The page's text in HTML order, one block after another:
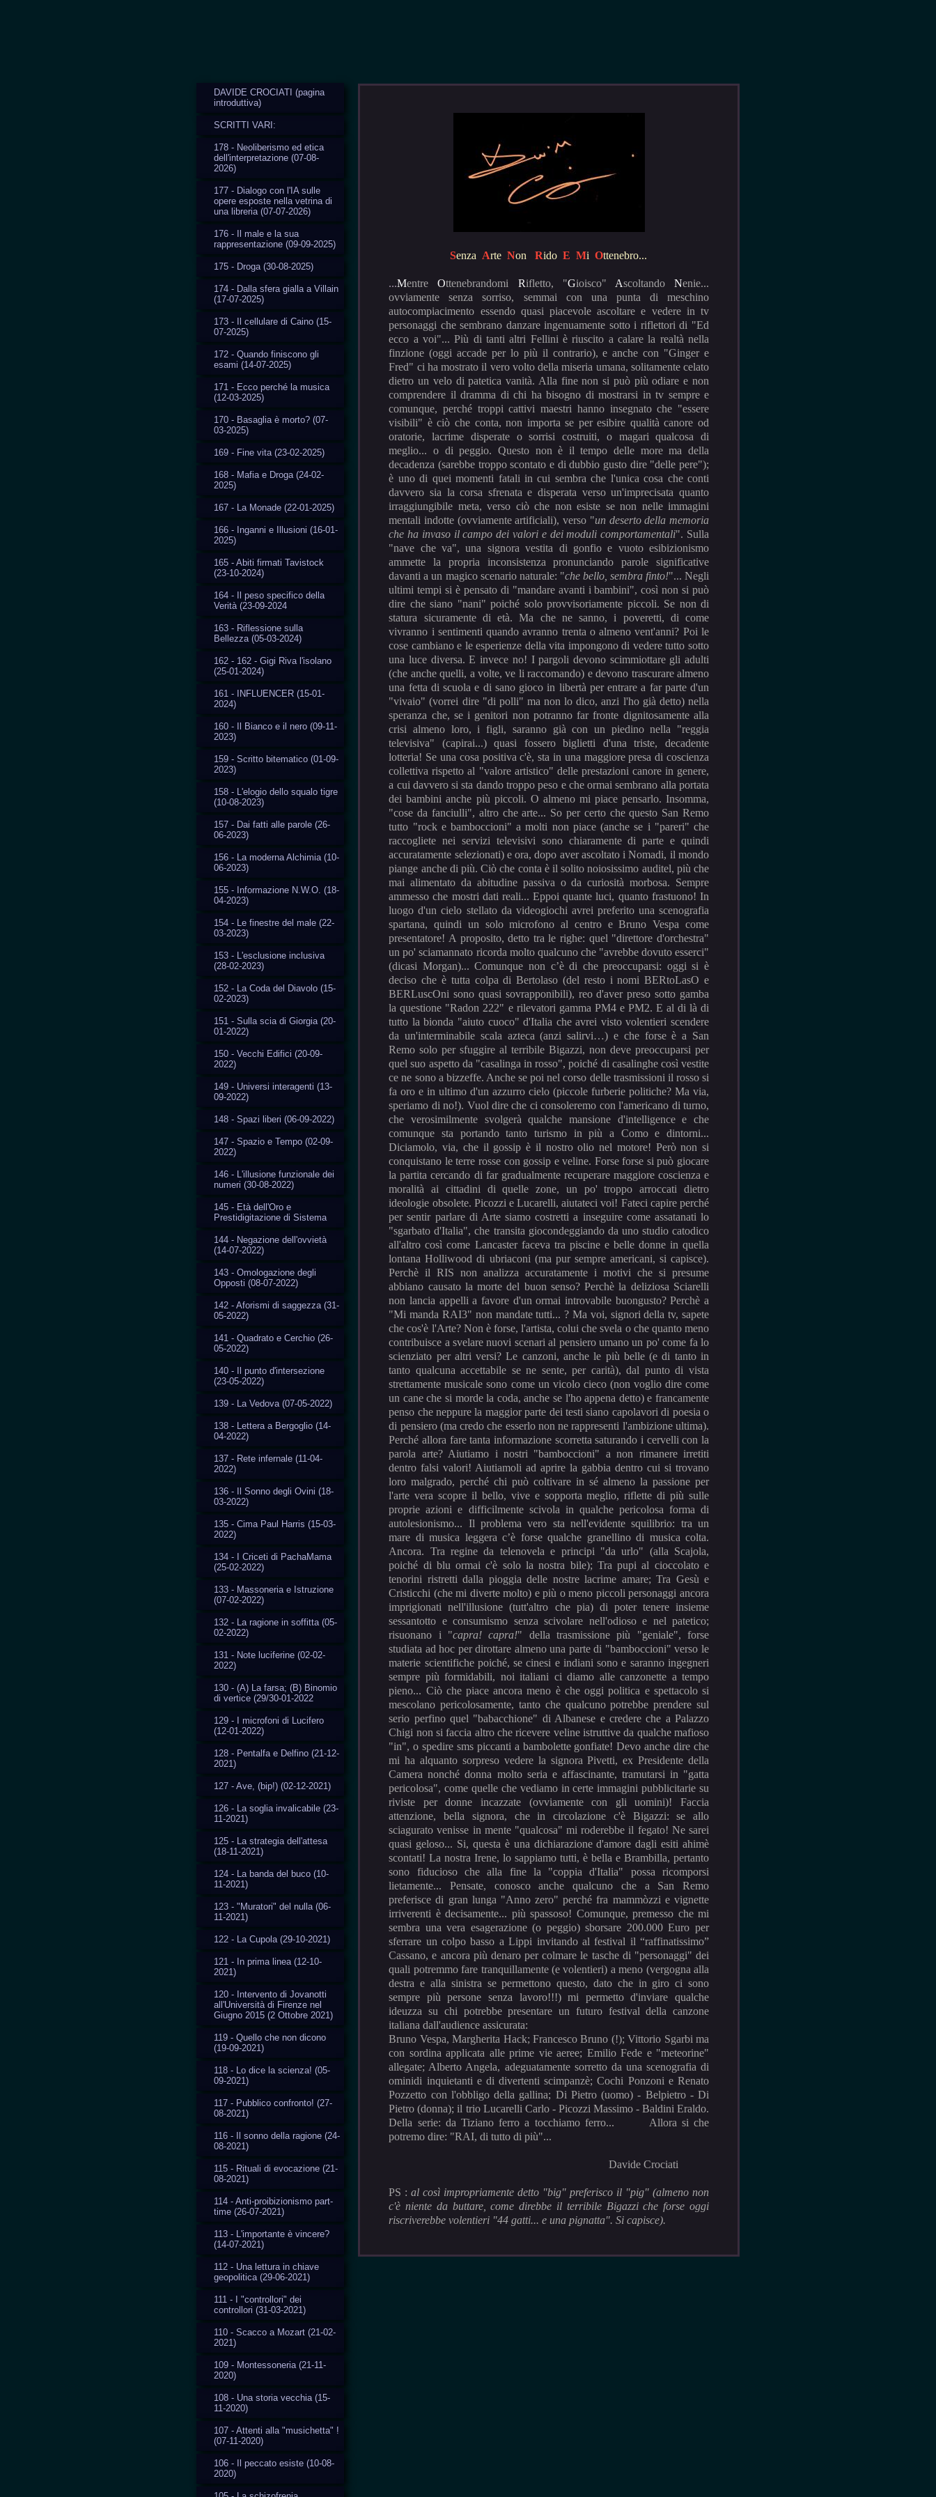
DAVIDE CROCIATI (pagina
introduttiva)
SCRITTI VARI:
178 - Neoliberismo ed etica
dell'interpretazione (07-08-
2026)
177 - Dialogo con l'IA sulle
opere esposte nella vetrina di
una libreria (07-07-2026)
176 - Il male e la sua
rappresentazione (09-09-2025)
175 - Droga (30-08-2025)
174 - Dalla sfera gialla a Villain
(17-07-2025)
173 - Il cellulare di Caino (15-
07-2025)
172 - Quando finiscono gli
esami (14-07-2025)
171 - Ecco perché la musica
(12-03-2025)
170 - Basaglia è morto? (07-
03-2025)
169 - Fine vita (23-02-2025)
168 - Mafia e Droga (24-02-
2025)
167 - La Monade (22-01-2025)
166 - Inganni e Illusioni (16-01-
2025)
165 - Abiti firmati Tavistock
(23-10-2024)
164 - Il peso specifico della
Verità (23-09-2024
163 - Riflessione sulla
Bellezza (05-03-2024)
162 - 162 - Gigi Riva l'isolano
(25-01-2024)
161 - INFLUENCER (15-01-
2024)
160 - Il Bianco e il nero (09-11-
2023)
159 - Scritto bitematico (01-09-
2023)
158 - L'elogio dello squalo tigre
(10-08-2023)
157 - Dai fatti alle parole (26-
06-2023)
156 - La moderna Alchimia (10-
06-2023)
155 - Informazione N.W.O. (18-
04-2023)
154 - Le finestre del male (22-
03-2023)
153 - L'esclusione inclusiva
(28-02-2023)
152 - La Coda del Diavolo (15-
02-2023)
151 - Sulla scia di Giorgia (20-
01-2022)
150 - Vecchi Edifici (20-09-
2022)
149 - Universi interagenti (13-
09-2022)
148 - Spazi liberi (06-09-2022)
147 - Spazio e Tempo (02-09-
2022)
146 - L'illusione funzionale dei
numeri (30-08-2022)
145 - Età dell'Oro e
Prestidigitazione di Sistema
144 - Negazione dell'ovvietà
(14-07-2022)
143 - Omologazione degli
Opposti (08-07-2022)
142 - Aforismi di saggezza (31-
05-2022)
141 - Quadrato e Cerchio (26-
05-2022)
140 - Il punto d'intersezione
(23-05-2022)
139 - La Vedova (07-05-2022)
138 - Lettera a Bergoglio (14-
04-2022)
137 - Rete infernale (11-04-
2022)
136 - Il Sonno degli Ovini (18-
03-2022)
135 - Cima Paul Harris (15-03-
2022)
134 - I Criceti di PachaMama
(25-02-2022)
133 - Massoneria e Istruzione
(07-02-2022)
132 - La ragione in soffitta (05-
02-2022)
131 - Note luciferine (02-02-
2022)
130 - (A) La farsa; (B) Binomio
di vertice (29/30-01-2022
129 - I microfoni di Lucifero
(12-01-2022)
128 - Pentalfa e Delfino (21-12-
2021)
127 - Ave, (bip!) (02-12-2021)
126 - La soglia invalicabile (23-
11-2021)
125 - La strategia dell'attesa
(18-11-2021)
124 - La banda del buco (10-
11-2021)
123 - "Muratori" del nulla (06-
11-2021)
122 - La Cupola (29-10-2021)
121 - In prima linea (12-10-
2021)
120 - Intervento di Jovanotti
all'Università di Firenze nel
Giugno 2015 (2 Ottobre 2021)
119 - Quello che non dicono
(19-09-2021)
118 - Lo dice la scienza! (05-
09-2021)
117 - Pubblico confronto! (27-
08-2021)
116 - Il sonno della ragione (24-
08-2021)
115 - Rituali di evocazione (21-
08-2021)
114 - Anti-proibizionismo part-
time (26-07-2021)
113 - L'importante è vincere?
(14-07-2021)
112 - Una lettura in chiave
geopolitica (29-06-2021)
111 - I "controllori" dei
controllori (31-03-2021)
110 - Scacco a Mozart (21-02-
2021)
109 - Montessoneria (21-11-
2020)
108 - Una storia vecchia (15-
11-2020)
107 - Attenti alla "musichetta" !
(07-11-2020)
106 - Il peccato esiste (10-08-
2020)
Senza Arte Non Rido E Mi Ottenebro...
...Mentre Ottenebrandomi Rifletto, "Gioisco" Ascoltando Nenie...
ovviamente senza sorriso, semmai con una punta di meschino
autocompiacimento essendo quasi piacevole ascoltare e vedere in tv
personaggi che sembrano danzare ingenuamente sotto i riflettori di "Ed
ecco a voi"... Più di tanti altri Fellini è riuscito a calare la realtà nella
finzione (oggi accade per lo più il contrario), e anche con "Ginger e
Fred" ci ha mostrato il vero volto della miseria umana, solitamente celato
dietro un velo di patetica vanità. Alla fine non si può più odiare e non
comprendere il dramma di chi ha bisogno di mostrarsi in tv sempre e
comunque, perché troppi cattivi maestri hanno insegnato che "essere
visibili" è ciò che conta, non importa se per esibire qualità canore od
oratorie, lacrime disperate o sorrisi costruiti, o magari qualcosa di
meglio... o di peggio. Questo non è il tempo delle more ma della
decadenza (sarebbe troppo scontato e di dubbio gusto dire "delle pere");
è uno di quei momenti fatali in cui sembra che l'unica cosa che conti
davvero sia la corsa sfrenata e disperata verso un'imprecisata quanto
irraggiungibile meta, verso ciò che non esiste se non nelle immagini
mentali indotte (ovviamente artificiali), verso "un deserto della memoria
che ha invaso il campo dei valori e dei moduli comportamentali". Sulla
"nave che va", una signora vestita di gonfio e vuoto esibizionismo
ammette la propria inconsistenza pronunciando parole significative
davanti a un magico scenario naturale: "che bello, sembra finto!"... Negli
ultimi tempi si è pensato di "mandare avanti i bambini", così non si può
dire che siano "nani" poiché solo provvisoriamente piccoli. Se non di
statura sicuramente di età. Ma che ne sanno, i poveretti, di come
vivranno i sentimenti quando avranno trenta o almeno vent'anni? Poi le
cose cambiano e le esperienze della vita impongono di vedere tutto sotto
una luce diversa. E invece no! I pargoli devono scimmiottare gli adulti
(che anche quelli, a volte, ve li raccomando) e devono trascurare almeno
una fetta di scuola e di sano gioco in libertà per entrare a far parte d'un
"vivaio" (vorrei dire "di polli" ma non lo dico, anzi l'ho già detto) nella
speranza che, se i genitori non potranno far fronte dignitosamente alla
crisi almeno loro, i figli, saranno già con un piedino nella "reggia
televisiva" (capirai...) quasi fossero biglietti d'una triste, decadente
lotteria! Se una cosa positiva c'è, sta in una maggiore presa di coscienza
collettiva rispetto al "valore artistico" delle prestazioni canore in genere,
a cui davvero si sta dando troppo peso e che ormai sembrano alla portata
dei bambini anche più piccoli. O almeno mi piace pensarlo. Insomma,
"cose da fanciulli", altro che arte... So per certo che questo San Remo
tutto "rock e bamboccioni" a molti non piace (anche se i "pareri" che
raccogliete nei servizi televisivi sono chiaramente di parte e quindi
accuratamente selezionati) e ora, dopo aver ascoltato i Nomadi, il mondo
piange anche di più. Ciò che conta è il solito noiosissimo auditel, più che
mai alimentato da abitudine passiva o da curiosità morbosa. Sempre
ammesso che mostri dati reali... Eppoi quante luci, quanto frastuono! In
luogo d'un cielo stellato da videogiochi avrei preferito una scenografia
spartana, quindi un solo microfono al centro e Bruno Vespa come
presentatore! A proposito, detto tra le righe: quel "direttore d'orchestra"
un po' sciamannato ricorda molto qualcuno che "avrebbe dovuto esserci"
(dicasi Morgan)... Comunque non c’è di che preoccuparsi: oggi si è
deciso che è tutta colpa di Bertolaso (del resto i nomi BERtoLasO e
BERLuscOni sono quasi sovrapponibili), reo d'aver preso sotto gamba
la questione "Radon 222" e rilevatori gamma PM4 e PM2. E al di là di
tutto la bionda "aiuto cuoco" d'Italia che avrei visto volentieri scendere
da un'interminabile scala azteca (anzi salirvi…) e che forse è a San
Remo solo per sfuggire al terribile Bigazzi, non deve preoccuparsi per
quel suo aspetto da "casalinga in rosso", poiché di casalinghe così vestite
ce ne sono a bizzeffe. Anche se poi nel corso delle trasmissioni il rosso si
fa oro e in ultimo d'un azzurro cielo (piccole furberie politiche? Ma via,
speriamo di no!). Vuol dire che ci consoleremo con l'americano di turno,
che verosimilmente svolgerà qualche mansione d'intelligence e che
comunque sta portando tanto turismo in più a Como e dintorni...
Diciamolo, via, che il gossip è il nostro olio nel motore! Però non si
conquistano le terre rosse con gossip e veline. Forse forse si può giocare
la partita cercando di far gradualmente recuperare maggiore coscienza e
moralità ai cittadini di quelle zone, un po' troppo arroccati dietro
ideologie obsolete. Picozzi e Lucarelli, aiutateci voi! Fateci capire perché
per sentir parlare di Arte siamo costretti a inseguire come assatanati lo
"sgarbato d'Italia", che transita giocondeggiando da uno studio catodico
all'altro così come Lancaster faceva tra piscine e belle donne in quella
lontana Holliwood di ubriaconi (ma pur sempre americani, si capisce).
Perchè il RIS non analizza accuratamente i motivi che si presume
abbiano causato la morte del buon senso? Perchè la deliziosa Sciarelli
non lancia appelli a favore d'un ormai introvabile buongusto? Perchè a
"Mi manda RAI3" non mandate tutti... ? Ma voi, signori della tv, sapete
che cos'è l'Arte? Non è forse, l'artista, colui che svela o che quanto meno
contribuisce a svelare nuovi scenari al pensiero umano un po' come fa lo
scienziato per altri versi? Le canzoni, anche le più belle (e di tanto in
tanto qualcuna accettabile se ne sente, per carità), dal punto di vista
strettamente musicale sono come un vicolo cieco (non voglio dire come
un cane che si morde la coda, anche se l'ho appena detto) e francamente
penso che neppure la maggior parte dei testi siano capolavori di poesia o
di pensiero (ma credo che esserlo non ne rappresenti l'ambizione ultima).
Perché allora fare tanta informazione scorretta saturando i cervelli con la
parola arte? Aiutiamo i nostri "bamboccioni" a non rimanere irretiti
dentro falsi valori! Aiutiamoli ad aprire la gabbia dentro cui si trovano
loro malgrado, perché chi può coltivare in sé almeno la passione per
l'arte vera scopre il bello, vive e sopporta meglio, riflette di più sulle
proprie azioni e difficilmente scivola in qualche pericolosa forma di
autolesionismo... Il problema vero sta nell'evidente squilibrio: tra un
mare di musica leggera c’è forse qualche granellino di musica colta.
Ancora. Tra regine da telenovela e principi "da urlo" (alla Scajola,
poiché di blu ormai c'è solo la nostra bile); Tra pupi al cioccolato e
tenorini ristretti dalla pioggia delle nostre lacrime amare; Tra Gesù e
Cristicchi (che mi diverte molto) e più o meno piccoli personaggi ancora
imprigionati nell'illusione (tutt'altro che pia) di poter tenere insieme
sessantotto e consumismo senza scivolare nell'odioso e nel patetico;
risuonano i "capra! capra!" della trasmissione più "geniale", forse
studiata ad hoc per dirottare almeno una parte di "bamboccioni" verso le
materie scientifiche poiché, se cinesi e indiani sono e saranno ingegneri
sempre più formidabili, noi italiani ci diamo alle canzonette a tempo
pieno... Ciò che piace ancora meno è che oggi politica e spettacolo si
mescolano pericolosamente, tanto che qualcuno potrebbe prendere sul
serio perfino quel "babacchione" di Albanese e credere che a Palazzo
Chigi non si faccia altro che ricevere veline istruttive da qualche mafioso
"in", o spedire sms piccanti a bambolette gonfiate! Devo anche dire che
mi ha alquanto sorpreso vedere la signora Pivetti, ex Presidente della
Camera nonché donna molto seria e affascinante, tramutarsi in "gatta
pericolosa", come quelle che vediamo in certe immagini pubblicitarie su
riviste per donne incazzate (ovviamente con gli uomini)! Faccia
attenzione, bella signora, che in circolazione c'è Bigazzi: se allo
sciagurato venisse in mente "qualcosa" mi roderebbe il fegato! Ne sarei
quasi geloso... Si, questa è una dichiarazione d'amore dagli esiti ahimè
scontati! La nostra Irene, lo sappiamo tutti, è bella e Brambilla, pertanto
sono fiducioso che alla fine la "coppia d'Italia" possa ricomporsi
lietamente... Pensate, conosco anche qualcuno che a San Remo
preferisce di gran lunga "Anno zero" perché fra mammòzzi e vignette
irriverenti è decisamente... più spassoso! Comunque, premesso che mi
sembra una vera esagerazione (o peggio) sborsare 200.000 Euro per
sferrare un colpo basso a Lippi invitando al festival il “raffinatissimo”
Cassano, e ancora più denaro per colmare le tasche di "personaggi" dei
quali potremmo fare tranquillamente (e volentieri) a meno (vergogna alla
destra e alla sinistra se permettono questo, dato che in giro ci sono
sempre più persone senza lavoro!!!) mi permetto d'inviare qualche
ideuzza su chi potrebbe presentare un futuro festival della canzone
italiana dall'audience assicurata:
Bruno Vespa, Margherita Hack; Francesco Bruno (!); Vittorio Sgarbi ma
con sordina applicata alle prime vie aeree; Emilio Fede e "meteorine"
allegate; Alberto Angela, adeguatamente sorretto da una scenografia di
ominidi inquietanti e di divertenti scimpanzè; Cochi Ponzoni e Renato
Pozzetto con l'obbligo della gallina; Di Pietro (uomo) - Belpietro - Di
Pietro (donna); il trio Lucarelli Carlo - Picozzi Massimo - Baldini Eraldo.
Della serie: da Tiziano ferro a tocchiamo ferro... Allora si che
potremo dire: "RAI, di tutto di più"...
Davide Crociati
PS :al così impropriamente detto "big" preferisco il "pig" (almeno non
c'è niente da buttare, come direbbe il terribile Bigazzi che forse oggi
riscriverebbe volentieri "44 gatti... e una pignatta". Si capisce).